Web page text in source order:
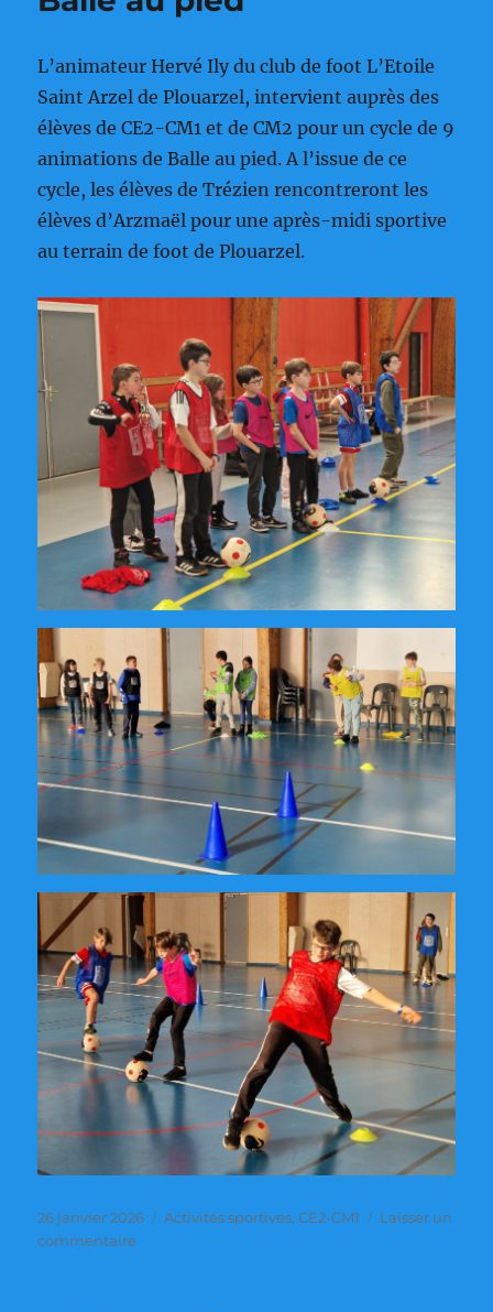
L’animateur Hervé Ily du club de foot L’Etoile
Saint Arzel de Plouarzel, intervient auprès des
élèves de CE2-CM1 et de CM2 pour un cycle de 9
animations de Balle au pied. A l’issue de ce
cycle, les élèves de Trézien rencontreront les
élèves d’Arzmaël pour une après-midi sportive
au terrain de foot de Plouarzel.
Publié
le
26 janvier 2026 Catégories
Activités sportives,CE2-CM1
Laisser un
commentairesur